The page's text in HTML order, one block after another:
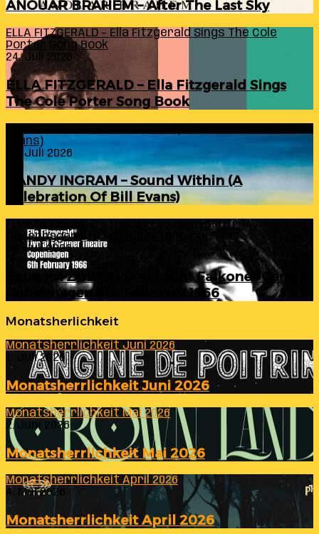
ANOUAR BRAHEM – After The Last Sky
ELLA FITZGERALD – Ella Fitzgerald Sings The Cole
Porter Song Book
24. Juli 2026
ELLA FITZGERALD – Ella Fitzgerald Sings
The Cole Porter Song Book
Evans)
24. Juli 2026
RANDY INGRAM – Sound Within (A
Celebration Of Bill Evans)
ELLA FITZGERALD – Live At Falkoner Centre
Copenhagen 6th February 1966
23. Juli 2026
ELLA FITZGERALD – Live At Falkoner Centre
Copenhagen 6th February 1966
Monatsherlichkeit
Monatsherrlichkeit Juni 2026
1. Juli 2026
Monatsherrlichkeit Juni 2026
Monatsherrlichkeit Mai 2026
2. Juni 2026
Monatsherrlichkeit Mai 2026
Monatsherrlichkeit April 2026
4. Mai 2026
Monatsherrlichkeit April 2026